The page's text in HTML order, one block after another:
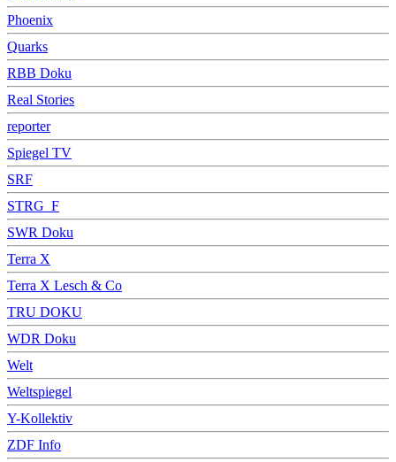
Phoenix
Quarks
RBB Doku
Real Stories
reporter
Spiegel TV
SRF
STRG_F
SWR Doku
Terra X
Terra X Lesch & Co
TRU DOKU
WDR Doku
Welt
Weltspiegel
Y-Kollektiv
ZDF Info